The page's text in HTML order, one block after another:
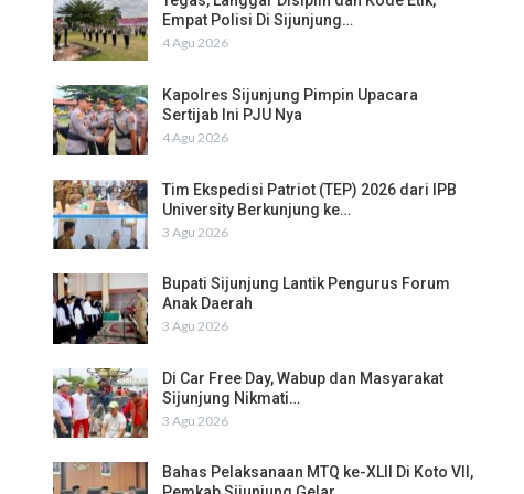
Empat Polisi Di Sijunjung…
4 Agu 2026
Kapolres Sijunjung Pimpin Upacara
Sertijab Ini PJU Nya
4 Agu 2026
Tim Ekspedisi Patriot (TEP) 2026 dari IPB
University Berkunjung ke…
3 Agu 2026
Bupati Sijunjung Lantik Pengurus Forum
Anak Daerah
3 Agu 2026
Di Car Free Day, Wabup dan Masyarakat
Sijunjung Nikmati…
3 Agu 2026
Bahas Pelaksanaan MTQ ke-XLII Di Koto VII,